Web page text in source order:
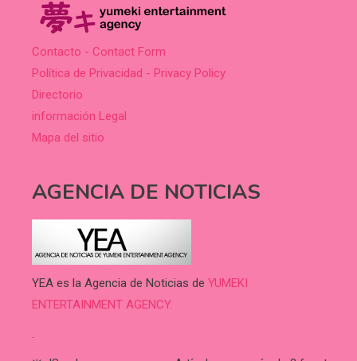
Contacto - Contact Form
Política de Privacidad - Privacy Policy
Directorio
información Legal
Mapa del sitio
AGENCIA DE NOTICIAS
YEA es la Agencia de Noticias de YUMEKI
ENTERTAINMENT AGENCY.
.